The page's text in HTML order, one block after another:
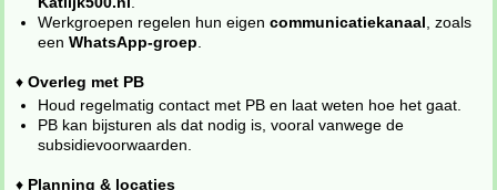
Werkgroepen regelen hun eigencommunicatiekanaal , zoals
eenWhatsApp-groep
♦Overleg met PB
Houd regelmatig contact met PB en laat weten hoe het gaat.
PB kan bijsturen als dat nodig is, vooral vanwege de
subsidievoorwaarden.
♦ Planning & locaties